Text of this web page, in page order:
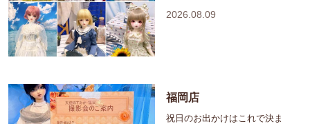
2026.08.09
福岡店
祝日のお出かけはこれで決ま